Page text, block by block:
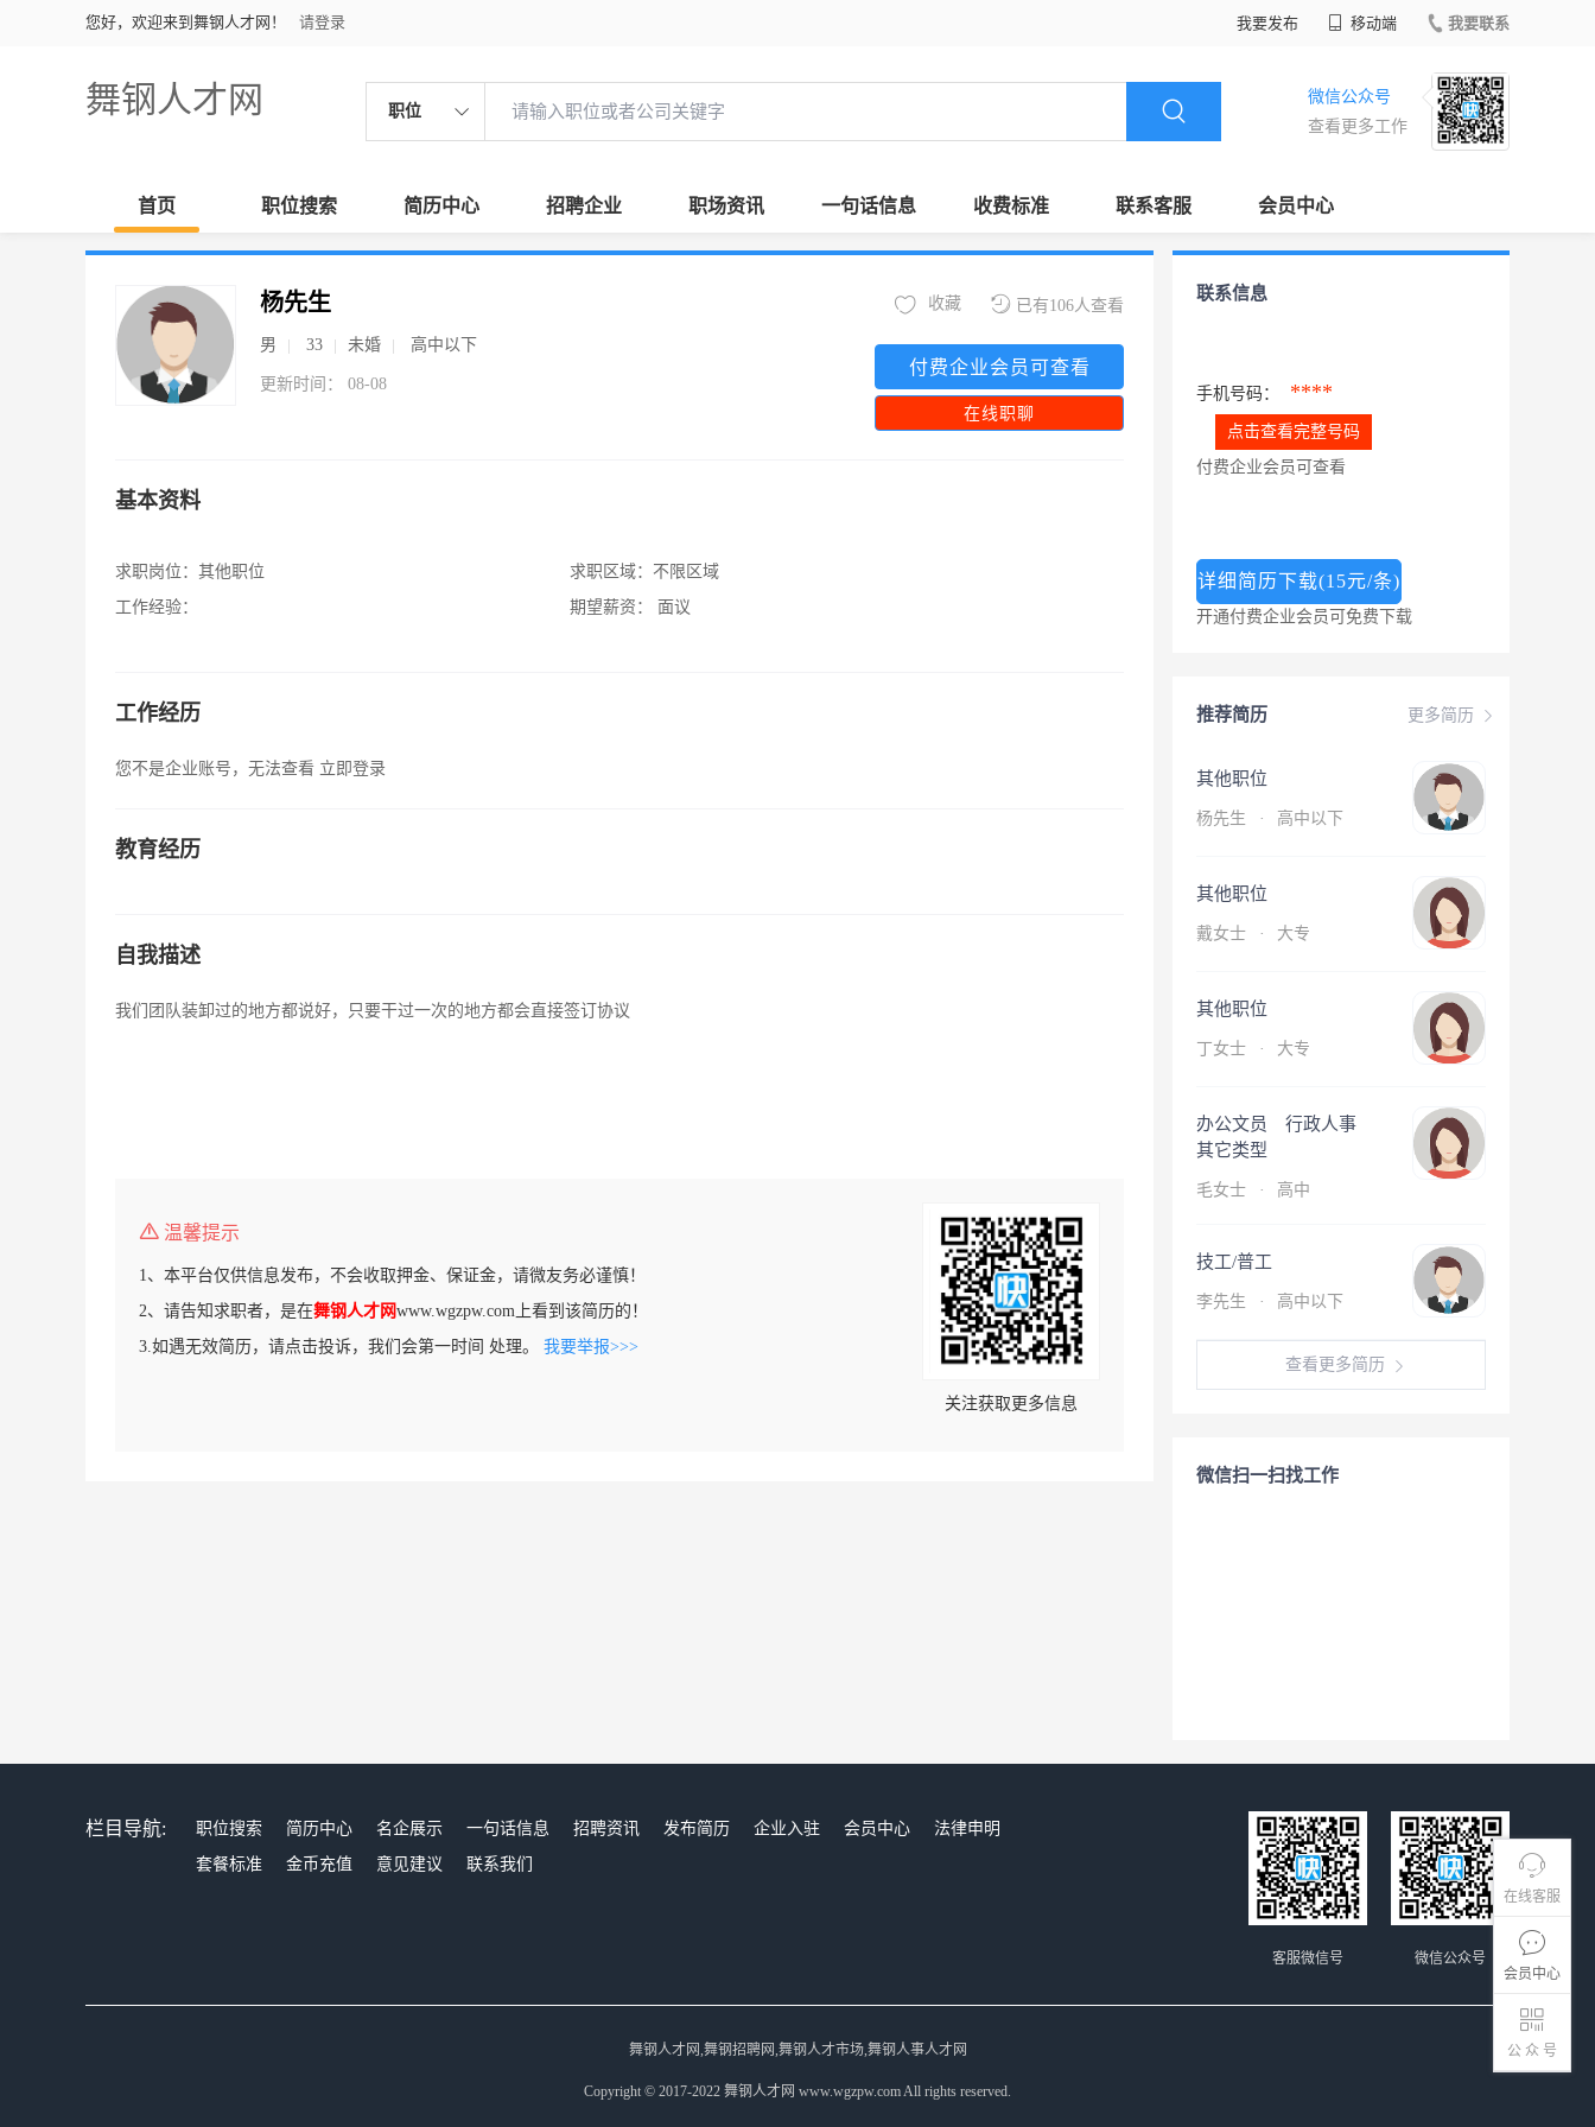
您好，欢迎来到舞钢人才网！ 请登录 我要发布 移动端 我要联系
舞钢人才网 职位
微信公众号
查看更多工作
首页 职位搜索 简历中心 招聘企业 职场资讯 一句话信息 收费标准 联系客服 会员中心
在线客服
会员中心
公 众 号
杨先生
男 33 未婚 高中以下
更新时间： 08-08
已有106人查看
收藏
付费企业会员可查看
在线职聊
基本资料
求职岗位： 其他职位
工作经验：
求职区域： 不限区域
期望薪资：
面议
工作经历
您不是企业账号，无法查看 立即登录
教育经历
自我描述
我们团队装卸过的地方都说好，只要干过一次的地方都会直接签订协议
温馨提示
1、本平台仅供信息发布，不会收取押金、保证金，请微友务必谨慎！
2、请告知求职者，是在舞钢人才网www.wgzpw.com上看到该简历的！
3.如遇无效简历，请点击投诉，我们会第一时间 处理。 我要举报>>>
关注获取更多信息
联系信息
手机号码： ****
点击查看完整号码
付费企业会员可查看
详细简历下载(15元/条)
开通付费企业会员可免费下载
更多简历
推荐简历
其他职位
杨先生 · 高中以下
其他职位
戴女士 · 大专
其他职位
丁女士 · 大专
办公文员 行政人事
其它类型
毛女士 · 高中
技工/普工
李先生 · 高中以下
查看更多简历
微信扫一扫找工作
栏目导航: 职位搜索 简历中心 名企展示 一句话信息 招聘资讯 发布简历 企业入驻 会员中心
法律申明
套餐标准
金币充值 意见建议 联系我们
微信公众号
客服微信号
舞钢人才网,舞钢招聘网,舞钢人才市场,舞钢人事人才网
Copyright © 2017-2022 舞钢人才网 www.wgzpw.com All rights reserved.